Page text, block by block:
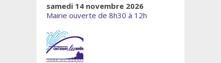
samedi 14 novembre 2026
Mairie ouverte de 8h30 à 12h